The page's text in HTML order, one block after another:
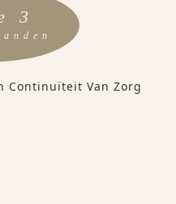
3
Continuïteit Van Zorg